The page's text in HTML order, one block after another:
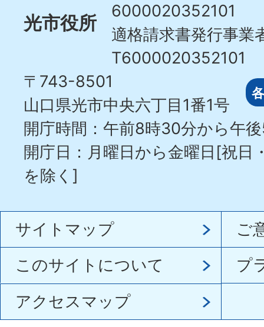
光市役所
6000020352101
適格請求書発行事業
T6000020352101
〒743-8501
山口県光市中央六丁目1番1号
開庁時間：午前8時30分から午
開庁日：月曜日から金曜日[祝日
を除く]
サイトマップ
ご
このサイトについて
プ
アクセスマップ